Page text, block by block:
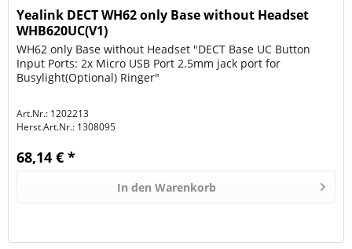
Yealink DECT WH62 only Base without Headset
WHB620UC(V1)
WH62 only Base without Headset "DECT Base UC Button
Input Ports: 2x Micro USB Port 2.5mm jack port for
Busylight(Optional) Ringer"
Art.Nr.: 1202213
Herst.Art.Nr.: 1308095
68,14 € *
In den Warenkorb